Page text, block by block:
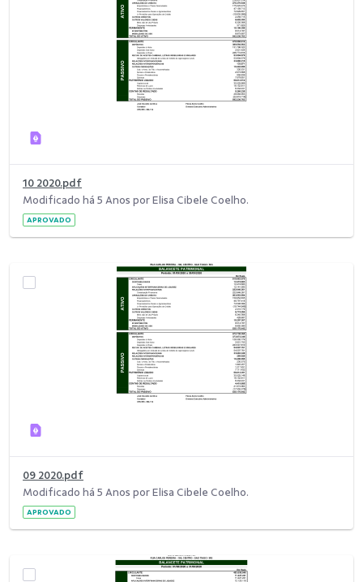
10 2020.pdf
Modificado há 5 Anos por Elisa Cibele Coelho.
APROVADO
09 2020.pdf
Modificado há 5 Anos por Elisa Cibele Coelho.
APROVADO